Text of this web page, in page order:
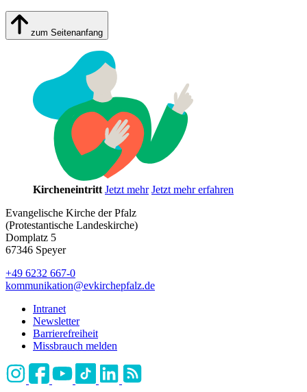
zum Seitenanfang
Kircheneintritt Jetzt mehr Jetzt mehr erfahren
Evangelische Kirche der Pfalz
(Protestantische Landeskirche)
Domplatz 5
67346 Speyer
+49 6232 667-0
kommunikation@evkirchepfalz.de
Intranet
Newsletter
Barrierefreiheit
Missbrauch melden